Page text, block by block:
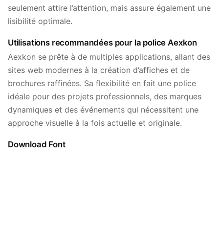
seulement attire l’attention, mais assure également une
lisibilité optimale.
Utilisations recommandées pour la police Aexkon
Aexkon se prête à de multiples applications, allant des
sites web modernes à la création d’affiches et de
brochures raffinées. Sa flexibilité en fait une police
idéale pour des projets professionnels, des marques
dynamiques et des événements qui nécessitent une
approche visuelle à la fois actuelle et originale.
Download Font